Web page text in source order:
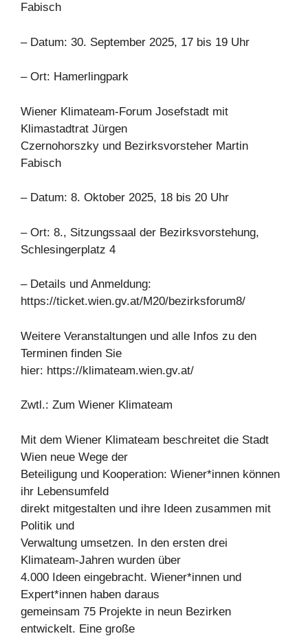
Fabisch
– Datum: 30. September 2025, 17 bis 19 Uhr
– Ort: Hamerlingpark
Wiener Klimateam-Forum Josefstadt mit
Klimastadtrat Jürgen
Czernohorszky und Bezirksvorsteher Martin
Fabisch
– Datum: 8. Oktober 2025, 18 bis 20 Uhr
– Ort: 8., Sitzungssaal der Bezirksvorstehung,
Schlesingerplatz 4
– Details und Anmeldung:
https://ticket.wien.gv.at/M20/bezirksforum8/
Weitere Veranstaltungen und alle Infos zu den
Terminen finden Sie
hier: https://klimateam.wien.gv.at/
Zwtl.: Zum Wiener Klimateam
Mit dem Wiener Klimateam beschreitet die Stadt
Wien neue Wege der
Beteiligung und Kooperation: Wiener*innen können
ihr Lebensumfeld
direkt mitgestalten und ihre Ideen zusammen mit
Politik und
Verwaltung umsetzen. In den ersten drei
Klimateam-Jahren wurden über
4.000 Ideen eingebracht. Wiener*innen und
Expert*innen haben daraus
gemeinsam 75 Projekte in neun Bezirken
entwickelt. Eine große